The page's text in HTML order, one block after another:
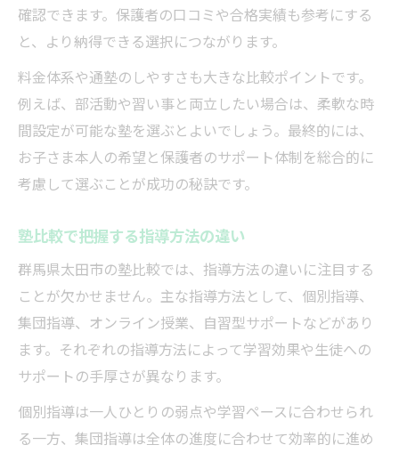
確認できます。保護者の口コミや合格実績も参考にする
と、より納得できる選択につながります。
料金体系や通塾のしやすさも大きな比較ポイントです。
例えば、部活動や習い事と両立したい場合は、柔軟な時
間設定が可能な塾を選ぶとよいでしょう。最終的には、
お子さま本人の希望と保護者のサポート体制を総合的に
考慮して選ぶことが成功の秘訣です。
塾比較で把握する指導方法の違い
群馬県太田市の塾比較では、指導方法の違いに注目する
ことが欠かせません。主な指導方法として、個別指導、
集団指導、オンライン授業、自習型サポートなどがあり
ます。それぞれの指導方法によって学習効果や生徒への
サポートの手厚さが異なります。
個別指導は一人ひとりの弱点や学習ペースに合わせられ
る一方、集団指導は全体の進度に合わせて効率的に進め